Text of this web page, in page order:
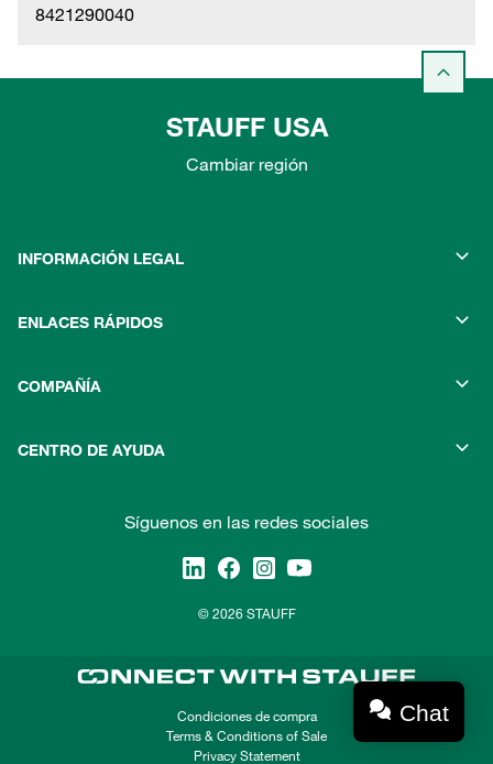
8421290040
STAUFF USA
Cambiar región
INFORMACIÓN LEGAL
ENLACES RÁPIDOS
COMPAÑÍA
CENTRO DE AYUDA
Síguenos en las redes sociales
© 2026 STAUFF
Condiciones de compra
Terms & Conditions of Sale
Privacy Statement
Chat